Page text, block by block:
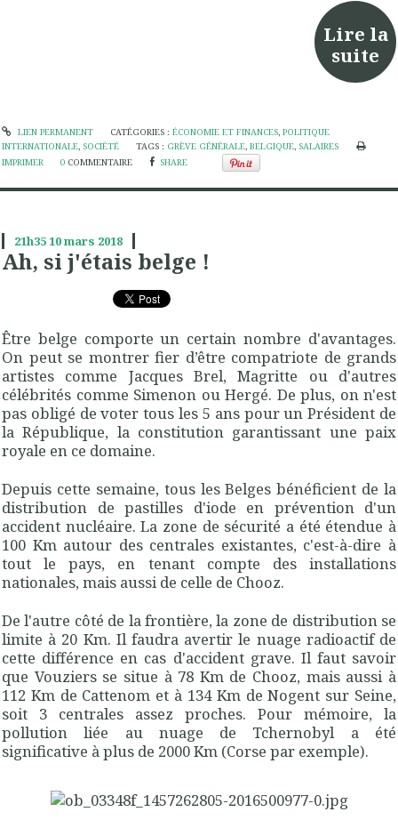
Lire la
suite
LIEN PERMANENT CATÉGORIES : ÉCONOMIE ET FINANCES, POLITIQUE
INTERNATIONALE, SOCIÉTÉ TAGS : GRÈVE GÉNÉRALE,BELGIQUE, SALAIRES
IMPRIMER
0 COMMENTAIRE SHARE
21h3510mars 2018
Ah, si j'étais belge !
Être belge comporte un certain nombre d'avantages.
On peut se montrer fier d’être compatriote de grands
artistes comme Jacques Brel, Magritte ou d'autres
célébrités comme Simenon ou Hergé. De plus, on n'est
pas obligé de voter tous les 5 ans pour un Président de
la République, la constitution garantissant une paix
royale en ce domaine.
Depuis cette semaine, tous les Belges bénéficient de la
distribution de pastilles d'iode en prévention d'un
accident nucléaire. La zone de sécurité a été étendue à
100 Km autour des centrales existantes, c'est-à-dire à
tout le pays, en tenant compte des installations
nationales, mais aussi de celle de Chooz.
De l'autre côté de la frontière, la zone de distribution se
limite à 20 Km. Il faudra avertir le nuage radioactif de
cette différence en cas d'accident grave. Il faut savoir
que Vouziers se situe à 78 Km de Chooz, mais aussi à
112 Km de Cattenom et à 134 Km de Nogent sur Seine,
soit 3 centrales assez proches. Pour mémoire, la
pollution liée au nuage de Tchernobyl a été
significative à plus de 2000 Km (Corse par exemple).